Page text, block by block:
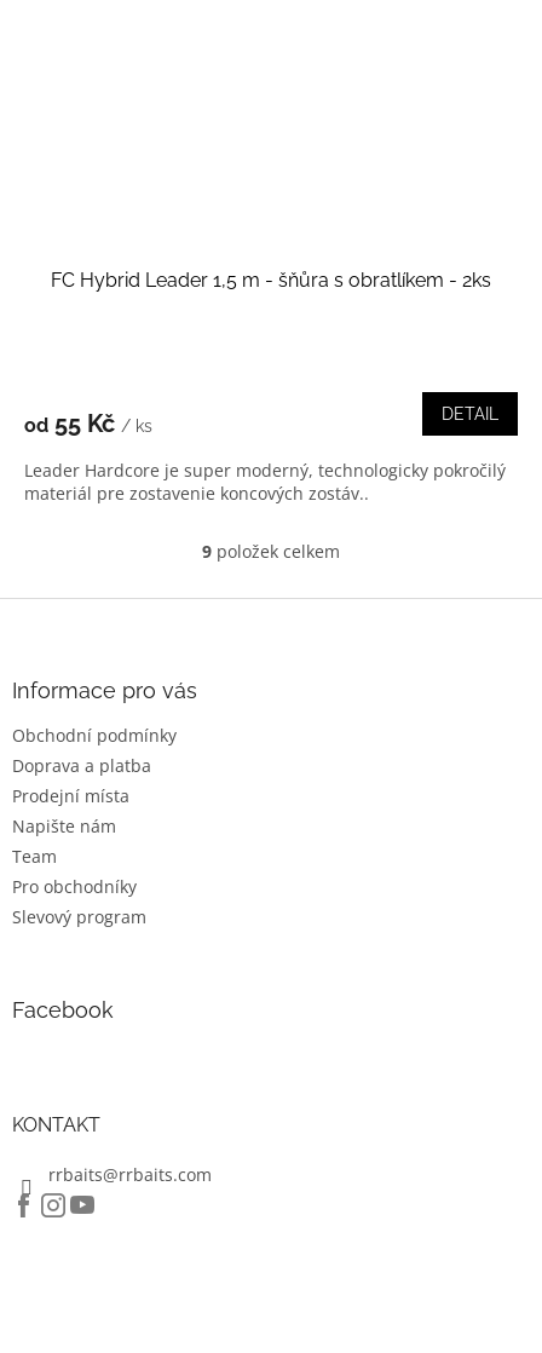
FC Hybrid Leader 1,5 m - šňůra s obratlíkem - 2ks
od 55 Kč / ks
DETAIL
Leader Hardcore je super moderný, technologicky pokročilý
materiál pre zostavenie koncových zostáv..
O
l
9 položek celkem
Informace pro vás
Obchodní podmínky
Doprava a platba
Prodejní místa
Napište nám
Team
Pro obchodníky
Slevový program
Facebook
KONTAKT
rrbaits@rrbaits.com